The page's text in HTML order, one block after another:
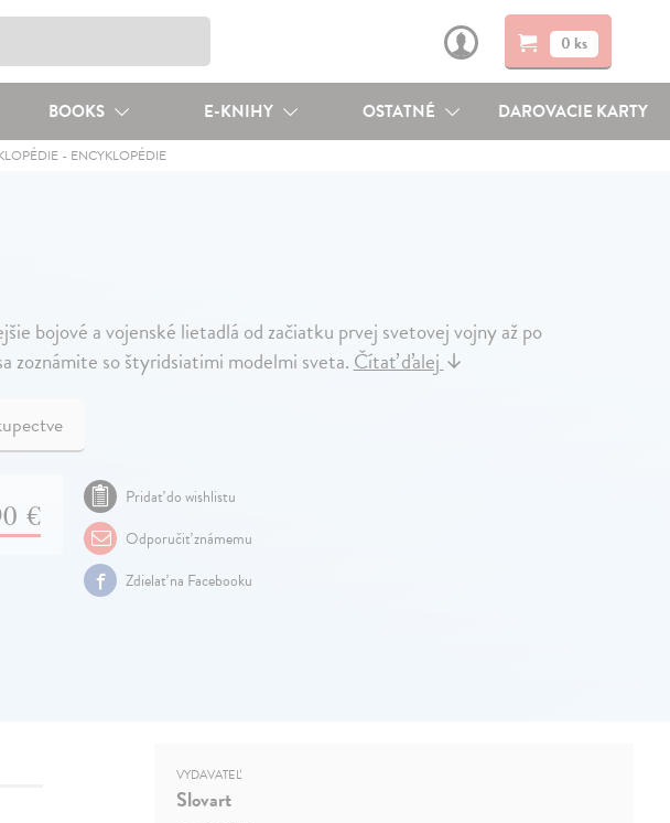
0 ks
BOOKS E-KNIHY OSTATNÉ DAROVACIE KARTY
- ENCYKLOPÉDIE
bojové a vojenské lietadlá od začiatku prvej svetovej vojny až po
zoznámite so štyridsiatimi modelmi sveta.Čítať ďalej↓
€
Pridať do wishlistu
Odporučiť známemu
Zdielať na Facebooku
VYDAVATEĽ
Slovart